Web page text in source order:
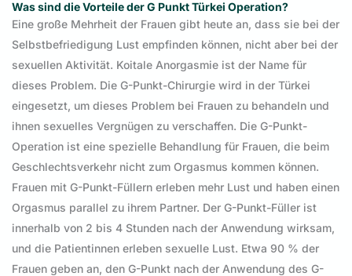
Was sind die Vorteile der G Punkt Türkei Operation?
Eine große Mehrheit der Frauen gibt heute an, dass sie bei der
Selbstbefriedigung Lust empfinden können, nicht aber bei der
sexuellen Aktivität. Koitale Anorgasmie ist der Name für
dieses Problem. Die G-Punkt-Chirurgie wird in der Türkei
eingesetzt, um dieses Problem bei Frauen zu behandeln und
ihnen sexuelles Vergnügen zu verschaffen. Die G-Punkt-
Operation ist eine spezielle Behandlung für Frauen, die beim
Geschlechtsverkehr nicht zum Orgasmus kommen können.
Frauen mit G-Punkt-Füllern erleben mehr Lust und haben einen
Orgasmus parallel zu ihrem Partner. Der G-Punkt-Füller ist
innerhalb von 2 bis 4 Stunden nach der Anwendung wirksam,
und die Patientinnen erleben sexuelle Lust. Etwa 90 % der
Frauen geben an, den G-Punkt nach der Anwendung des G-